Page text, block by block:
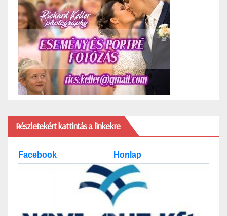
Részletekért kattintás a linkekre
Facebook Honlap